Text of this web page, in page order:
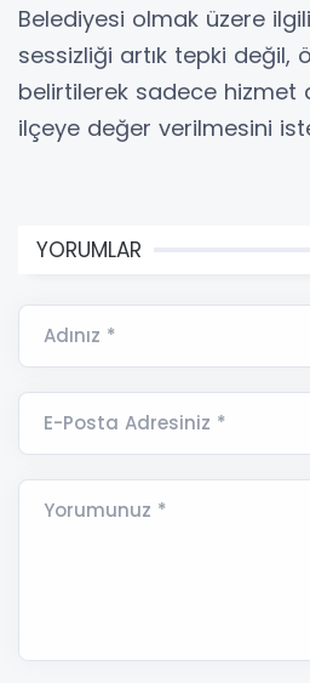
Belediyesi olmak üzere
sessizliği artık tepki değil,
belirtilerek sadece hizmet
ilçeye değer verilmesini
YORUMLAR
Adınız *
E-Posta Adresiniz *
Yorumunuz *